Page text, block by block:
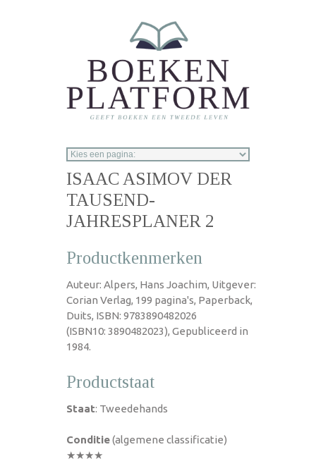
ISAAC ASIMOV DER
TAUSEND-
JAHRESPLANER 2
Productkenmerken
Auteur: Alpers, Hans Joachim, Uitgever:
Corian Verlag, 199 pagina's, Paperback,
Duits, ISBN: 9783890482026
(ISBN10: 3890482023), Gepubliceerd in
1984.
Productstaat
Staat: Tweedehands
Conditie(algemene classificatie)
★★★★